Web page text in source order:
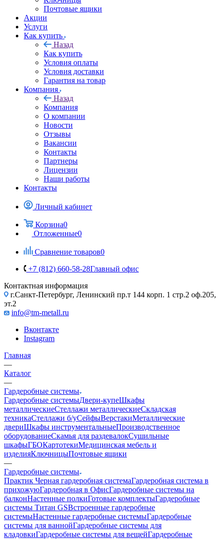
Почтовые ящики
Акции
Услуги
Как купить
Назад
Как купить
Условия оплаты
Условия доставки
Гарантия на товар
Компания
Назад
Компания
О компании
Новости
Отзывы
Вакансии
Контакты
Партнеры
Лицензии
Наши работы
Контакты
Личный кабинет
Корзина0
Отложенные0
Сравнение товаров0
+7 (812) 660-58-28Главный офис
Контактная информация
г.Санкт-Петербург, Ленинский пр.т 144 корп. 1 стр.2 оф.205,
эт.2
info@tm-metall.ru
Вконтакте
Instagram
Главная
—
Каталог
—
Гардеробные системы
Гардеробные системыДвери-купеШкафы
металлическиеСтеллажи металлическиеСкладская
техникаСтеллажи б/уСейфыВерстакиМеталлические
двериШкафы инструментальныеПроизводственное
оборудованиеСкамья для раздевалокСушильные
шкафыГБОКартотекиМедицинская мебель и
изделияКлючницыПочтовые ящики
—
Гардеробные системы
Практик Черная гардеробная системаГардеробная система в
прихожуюГардеробная в ОфисГардеробные системы на
балконНастенные полкиГотовые комплектыГардеробные
системы Титан GSВстроенные гардеробные
системыНастенные гардеробные системыГардеробные
системы для ваннойГардеробные системы для
кладовкиГардеробные системы для вещейГардеробные